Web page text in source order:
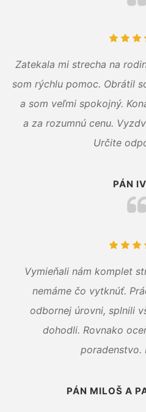
Zatekala mi strecha na
som rýchlu pomoc. Obrátil
a som veľmi spokojný.
a za rozumnú cenu.
Určite
PÁN
Vymieňali nám komplet
nemáme čo vytknúť.
odbornej úrovni, splnili
dohodli. Rovnako
poradenstvo.
PÁN MILOŠ A